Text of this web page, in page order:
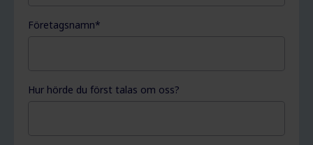
Företagsnamn*
Hur hörde du först talas om oss?